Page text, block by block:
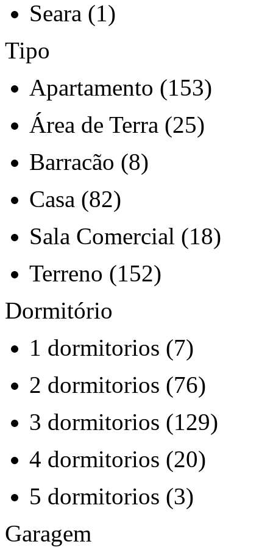
Seara (1)
Tipo
Apartamento (153)
Área de Terra (25)
Barracão (8)
Casa (82)
Sala Comercial (18)
Terreno (152)
Dormitório
1 dormitorios (7)
2 dormitorios (76)
3 dormitorios (129)
4 dormitorios (20)
5 dormitorios (3)
Garagem